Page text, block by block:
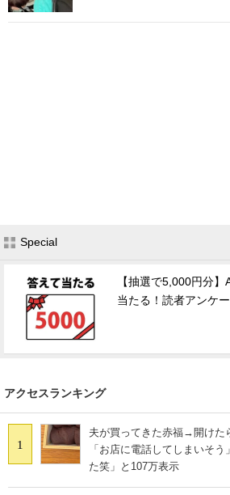
Special
【抽選で5,000円分
当たる！読者アンケ
アクセスランキング
1
夫が買ってきた赤福→開け
「お店に電話してしまいそ
た笑」と107万表示